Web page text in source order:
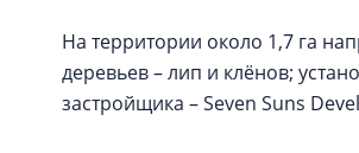
На территории около 1,7 га
деревьев – лип и клёнов;
застройщика – Seven Suns